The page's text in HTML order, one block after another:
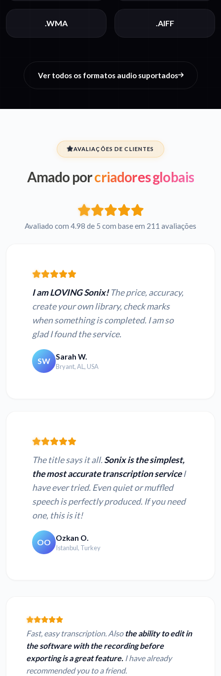
.WMA .AIFF
Ver todos os formatos audio suportados
AVALIAÇÕES DE CLIENTES
Amado porcriadores globais
Avaliado com 4.98 de 5 com base em 211 avaliações
I am LOVING Sonix!The price, accuracy,
create your own library, check marks
when something is completed. I am so
glad I found the service.
SW Sarah W.
Bryant, AL, USA
The title says it all. Sonix is the simplest,
the most accurate transcription serviceI
have ever tried. Even quiet or muffled
speech is perfectly produced. If you need
one, this is it!
OO Ozkan O.
Istanbul, Turkey
Fast, easy transcription. Also the ability to edit in
the software with the recording before
exporting is a great feature. I have already
recommended you to a friend.